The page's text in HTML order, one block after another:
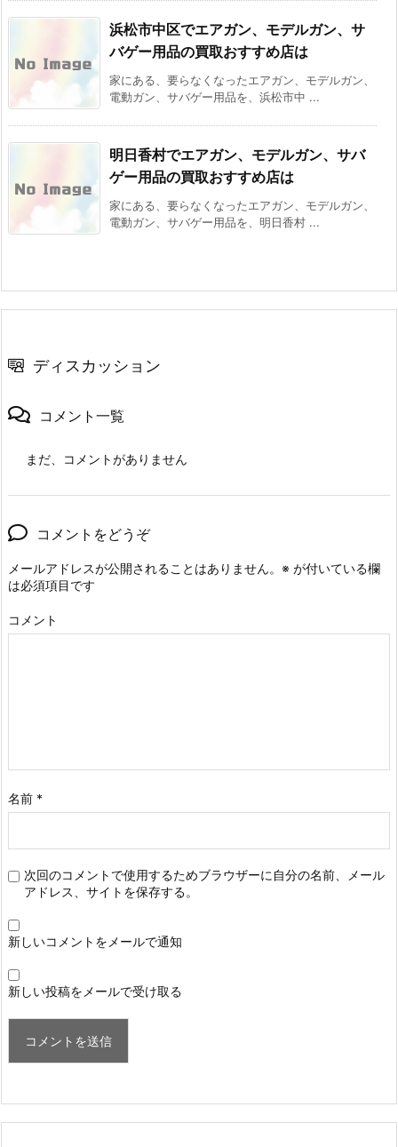
浜松市中区でエアガン、モデルガン、サ
バゲー用品の買取おすすめ店は
家にある、要らなくなったエアガン、モデルガン、
電動ガン、サバゲー用品を、浜松市中 ...
明日香村でエアガン、モデルガン、サバ
ゲー用品の買取おすすめ店は
家にある、要らなくなったエアガン、モデルガン、
電動ガン、サバゲー用品を、明日香村 ...
ディスカッション
コメント一覧
まだ、コメントがありません
コメントをどうぞ
メールアドレスが公開されることはありません。 ※ が付いている欄
は必須項目です
コメント
名前 *
次回のコメントで使用するためブラウザーに自分の名前、メール
アドレス、サイトを保存する。
新しいコメントをメールで通知
新しい投稿をメールで受け取る